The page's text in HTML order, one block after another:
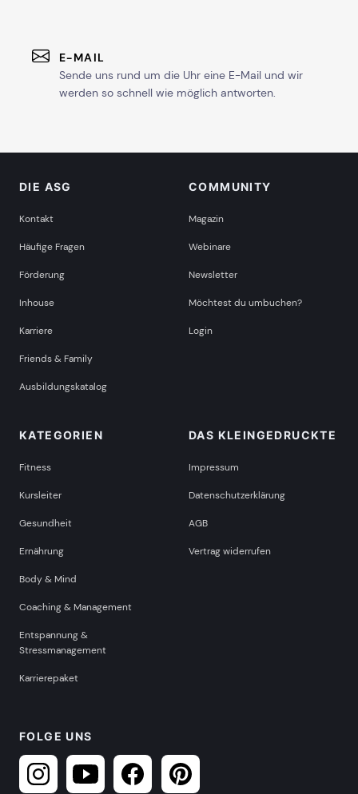
E-MAIL
Sende uns rund um die Uhr eine E-Mail und wir
werden so schnell wie möglich antworten.
DIE ASG
Kontakt
Häufige Fragen
Förderung
Inhouse
Karriere
Friends & Family
Ausbildungskatalog
COMMUNITY
Magazin
Webinare
Newsletter
Möchtest du umbuchen?
Login
KATEGORIEN
Fitness
Kursleiter
Gesundheit
Ernährung
Body & Mind
Coaching & Management
Entspannung &
Stressmanagement
Karrierepaket
DAS KLEINGEDRUCKTE
Impressum
Datenschutzerklärung
AGB
Vertrag widerrufen
FOLGE UNS